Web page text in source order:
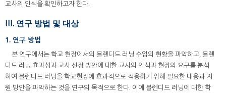
교사의 인식을 확인하고자 한다.
III. 연구 방법 및 대상
1. 연구 방법
본 연구에서는 학교 현장에서의 블렌디드 러닝 수업의 현황을 파악하고, 블렌
디드 러닝 효과성과 교사 신장 방안에 대한 교사의 인식과 현장의 요구를 분석
하여 블렌디드 러닝을 학교현장에 효과적으로 적용하기 위해 필요한 내용과 지
원 방안을 파악하는 것을 연구의 목적으로 한다. 이에 블렌디드 러닝에 대한 학